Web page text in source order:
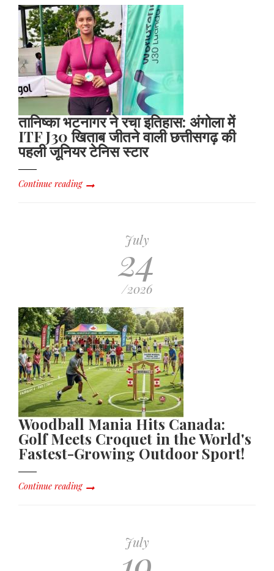
तानिष्का भटनागर ने रचा इतिहास: अंगोला में
ITF J30 खिताब जीतने वाली छत्तीसगढ़ की
पहली जूनियर टेनिस स्टार
Continue reading
July
24
/2026
Woodball Mania Hits Canada:
Golf Meets Croquet in the World's
Fastest-Growing Outdoor Sport!
Continue reading
July